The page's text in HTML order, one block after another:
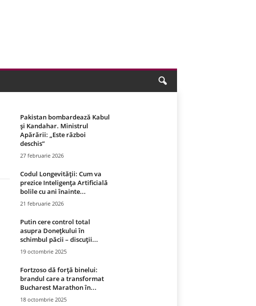
Pakistan bombardează Kabul
și Kandahar. Ministrul
Apărării: „Este război
deschis”
27 februarie 2026
Codul Longevității: Cum va
prezice Inteligența Artificială
bolile cu ani înainte...
21 februarie 2026
Putin cere control total
asupra Donețkului în
schimbul păcii – discuții...
19 octombrie 2025
Fortzoso dă forță binelui:
brandul care a transformat
Bucharest Marathon în...
18 octombrie 2025